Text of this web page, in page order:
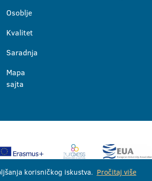
Osoblje
Kvalitet
Saradnja
Mapa
sajta
korisničkog iskustva. Pročitaj više